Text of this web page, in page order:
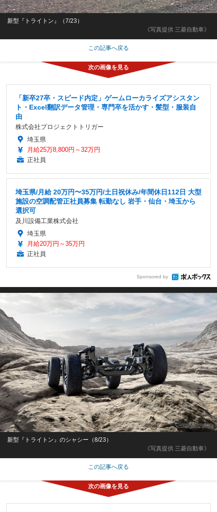
《写真提供 三菱自動車》
新型『トライトン』（7/23）
この記事へ戻る
「新卒27卒・スピード内定」ゲームローカライズアシスタン
ト・Excel翻訳データ管理・専門卒を活かす・髪型・服装自
由
株式会社プロジェクトトリガー
埼玉県
月給25万8,800円～32万円
正社員
埼玉県/月給 20万円〜35万円/土日祝休み/年間休日112日 大型
施設の空調配管正社員募集 転勤なし 岩手・仙台・埼玉から
選択可
及川設備工業株式会社
埼玉県
月給20万円～35万円
正社員
Sponsored by
《写真提供 三菱自動車》
新型『トライトン』のシャシー（8/23）
この記事へ戻る